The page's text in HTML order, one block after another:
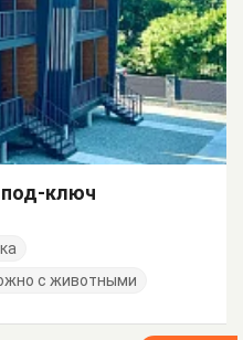
под-ключ
с животными